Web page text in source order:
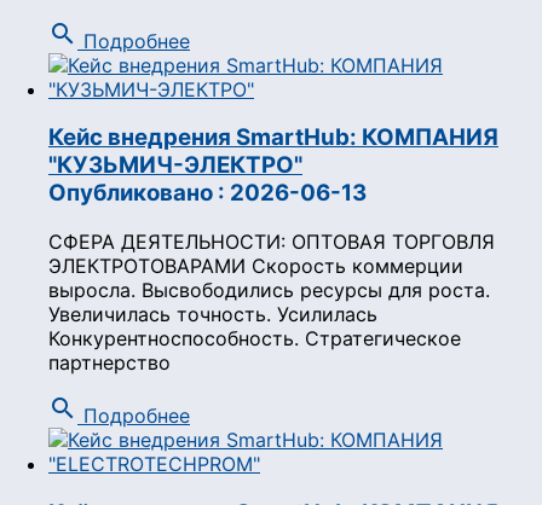
search Подробнее
Кейс внедрения SmartHub: КОМПАНИЯ
"КУЗЬМИЧ-ЭЛЕКТРО"
Опубликовано : 2026-06-13
СФЕРА ДЕЯТЕЛЬНОСТИ: ОПТОВАЯ ТОРГОВЛЯ
ЭЛЕКТРОТОВАРАМИ Скорость коммерции
выросла. Высвободились ресурсы для роста.
Увеличилась точность. Усилилась
Конкурентноспособность. Стратегическое
партнерство
search Подробнее